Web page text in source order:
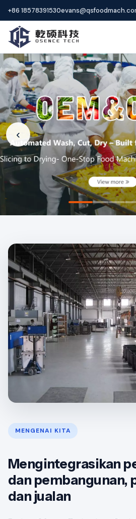
+86 18578391530
‹
MENGENAI KITA
Mengintegrasikan
dan pembangunan,
dan jualan